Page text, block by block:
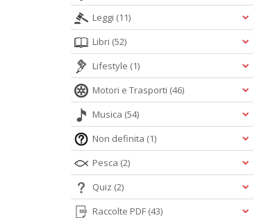
Leggi (11)
Libri (52)
Lifestyle (1)
Motori e Trasporti (46)
Musica (54)
Non definita (1)
Pesca (2)
Quiz (2)
Raccolte PDF (43)